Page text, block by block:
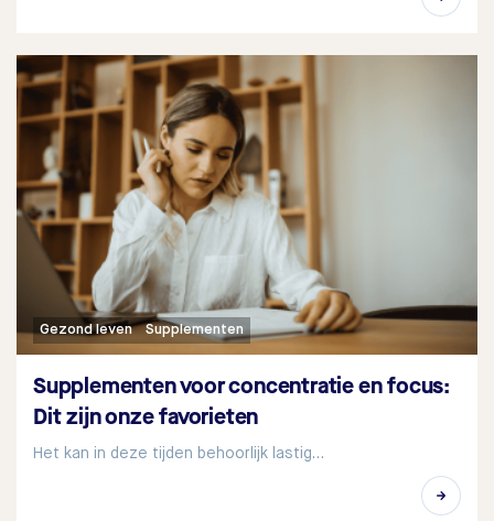
Gezond leven Supplementen
Supplementen voor concentratie en focus:
Dit zijn onze favorieten
Het kan in deze tijden behoorlijk lastig…